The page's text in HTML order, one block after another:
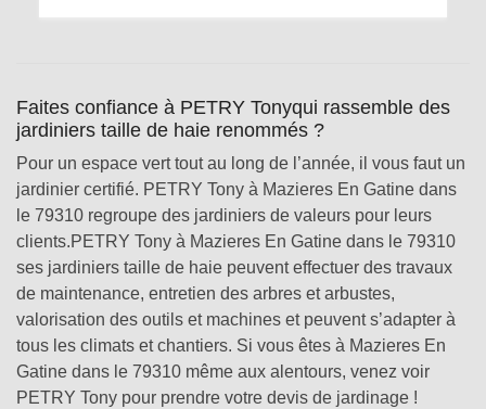
Faites confiance à PETRY Tonyqui rassemble des
jardiniers taille de haie renommés ?
Pour un espace vert tout au long de l’année, il vous faut un
jardinier certifié. PETRY Tony à Mazieres En Gatine dans
le 79310 regroupe des jardiniers de valeurs pour leurs
clients.PETRY Tony à Mazieres En Gatine dans le 79310
ses jardiniers taille de haie peuvent effectuer des travaux
de maintenance, entretien des arbres et arbustes,
valorisation des outils et machines et peuvent s’adapter à
tous les climats et chantiers. Si vous êtes à Mazieres En
Gatine dans le 79310 même aux alentours, venez voir
PETRY Tony pour prendre votre devis de jardinage !